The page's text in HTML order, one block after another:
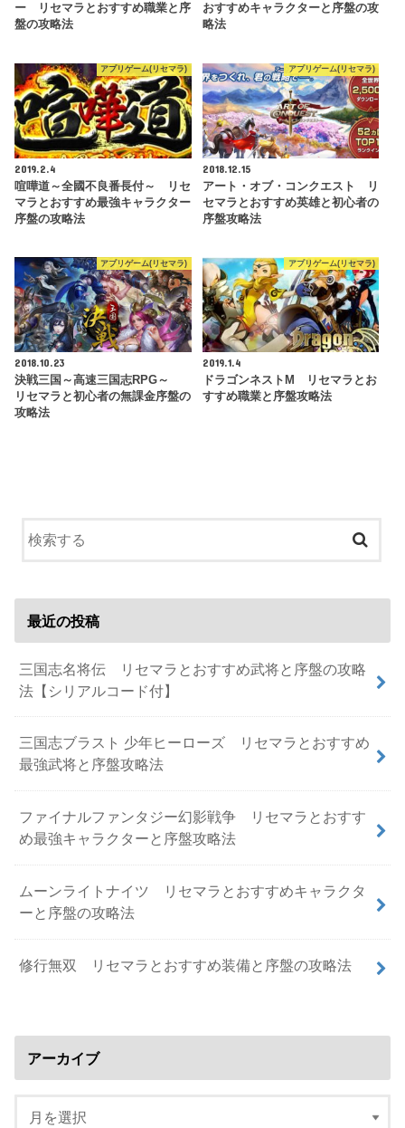
ー リセマラとおすすめ職業と序
盤の攻略法
おすすめキャラクターと序盤の攻
略法
アプリゲーム(リセマラ)
2019.2.4
喧嘩道～全國不良番長付～ リセ
マラとおすすめ最強キャラクター
序盤の攻略法
アプリゲーム(リセマラ)
2018.12.15
アート・オブ・コンクエスト リ
セマラとおすすめ英雄と初心者の
序盤攻略法
アプリゲーム(リセマラ)
2018.10.23
決戦三国～高速三国志RPG～
リセマラと初心者の無課金序盤の
攻略法
アプリゲーム(リセマラ)
2019.1.4
ドラゴンネストM リセマラとお
すすめ職業と序盤攻略法
最近の投稿
三国志名将伝 リセマラとおすすめ武将と序盤の攻略
法【シリアルコード付】
三国志ブラスト 少年ヒーローズ リセマラとおすすめ
最強武将と序盤攻略法
ファイナルファンタジー幻影戦争 リセマラとおすす
め最強キャラクターと序盤攻略法
ムーンライトナイツ リセマラとおすすめキャラクタ
ーと序盤の攻略法
修行無双 リセマラとおすすめ装備と序盤の攻略法
アーカイブ